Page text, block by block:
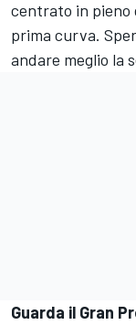
centrato in pieno
prima curva.
andare meglio la
Guarda il Gran